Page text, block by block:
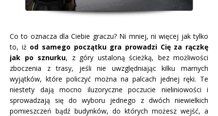
Co to oznacza dla Ciebie graczu? Ni mniej, ni więcej jak tylko
to, iż od samego początku gra prowadzi Cię za rączkę
jak po sznurku, z góry ustaloną ścieżką, bez możliwości
zboczenia z trasy, jeśli nie uwzględniając kilku marnych
wyjątków, które policzyć można na palcach jednej ręki. Te
niestety dają mocno iluzoryczne poczucie nieliniowości i
sprowadzają się do wyboru jednego z dwóch niewielkich
pomieszczeń bądź budynków, do których możesz wejść, a